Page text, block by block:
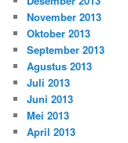
November 2013
Oktober 2013
September 2013
Agustus 2013
Juli 2013
Juni 2013
Mei 2013
April 2013